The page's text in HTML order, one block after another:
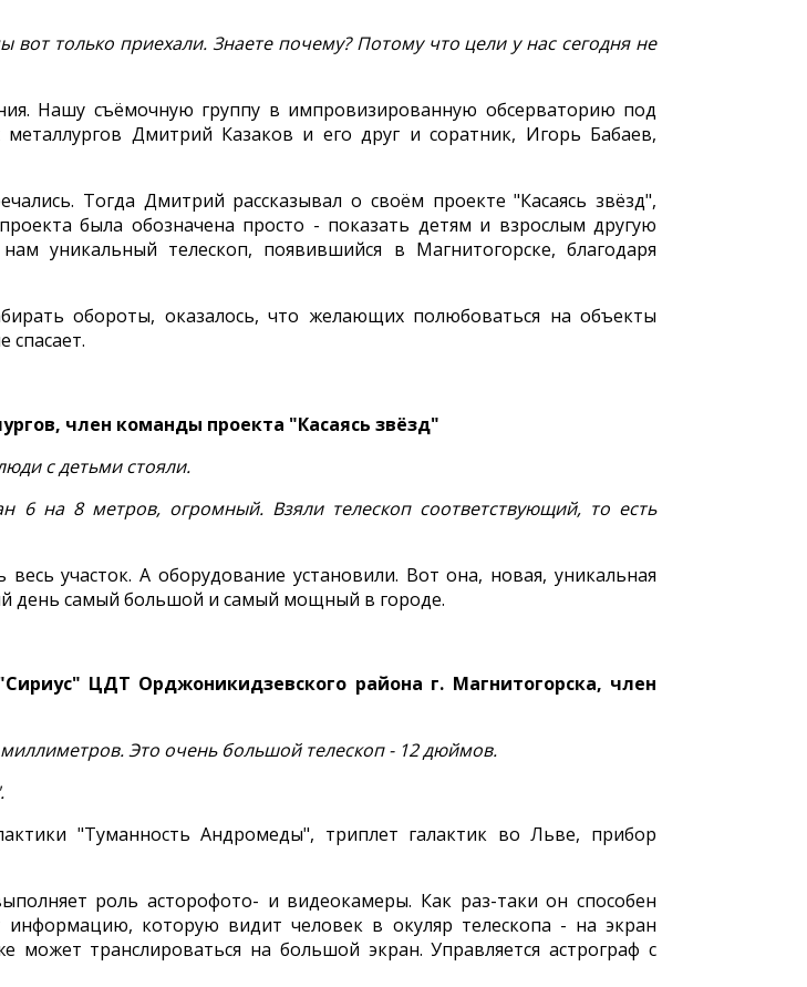
только приехали. Знаете почему? Потому что цели у нас сегодня не
Нашу съёмочную группу в импровизированную обсерваторию под
Дмитрий Казаков и его друг и соратник, Игорь Бабаев,
Тогда Дмитрий рассказывал о своём проекте "Касаясь звёзд",
была обозначена просто - показать детям и взрослым другую
уникальный телескоп, появившийся в Магнитогорске, благодаря
обороты, оказалось, что желающих полюбоваться на объекты
спасает.
член команды проекта "Касаясь звёзд"
с детьми стояли.
на 8 метров, огромный. Взяли телескоп соответствующий, то есть
участок. А оборудование установили. Вот она, новая, уникальная
день самый большой и самый мощный в городе.
ЦДТ Орджоникидзевского района г. Магнитогорска, член
Это очень большой телескоп - 12 дюймов.
"Туманность Андромеды", триплет галактик во Льве, прибор
роль асторофото- и видеокамеры. Как раз-таки он способен
которую видит человек в окуляр телескопа - на экран
транслироваться на большой экран. Управляется астрограф с